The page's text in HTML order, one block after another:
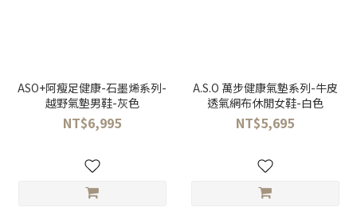
ASO+阿瘦足健康-石墨烯系列-
越野氣墊男鞋-灰色
NT$6,995
A.S.O 萬步健康氣墊系列-牛皮
透氣網布休閒女鞋-白色
NT$5,695